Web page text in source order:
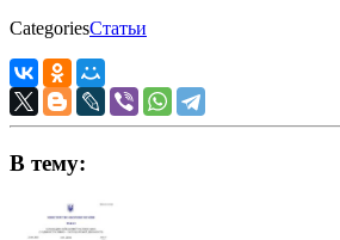
CategoriesСтатьи
В тему: